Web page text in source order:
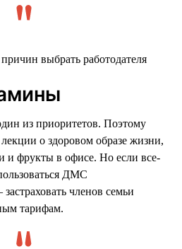
из приоритетов. Поэтому
о здоровом образе жизни,
и фрукты в офисе. Но если все-
ДМС
членов семьи
тарифам.